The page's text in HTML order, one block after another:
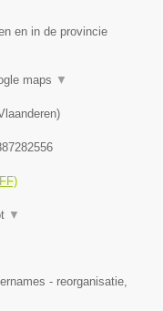
en in de provincie
maps ▼
)
▼
- reorganisatie,